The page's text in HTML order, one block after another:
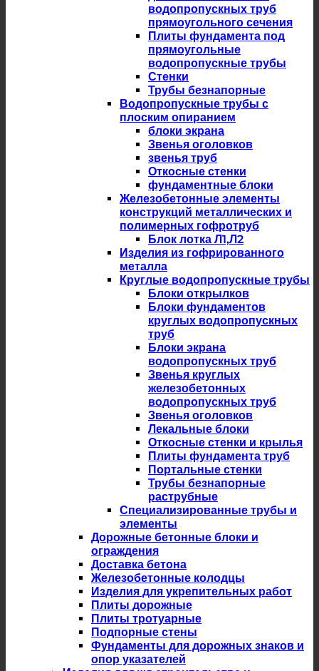
водопропускных труб
прямоугольного сечения
Плиты фундамента под
прямоугольные
водопропускные трубы
Стенки
Трубы безнапорные
Водопропускные трубы с
плоским опиранием
блоки экрана
Звенья оголовков
звенья труб
Откосные стенки
фундаментные блоки
Железобетонные элементы
конструкций металлических и
полимерных гофротруб
Блок лотка Л1,Л2
Изделия из гофрированного
металла
Круглые водопропускные трубы
Блоки открылков
Блоки фундаментов
круглых водопропускных
труб
Блоки экрана
водопропускных труб
Звенья круглых
железобетонных
водопропускных труб
Звенья оголовков
Лекальные блоки
Откосные стенки и крылья
Плиты фундамента труб
Портальные стенки
Трубы безнапорные
раструбные
Специализированные трубы и
элементы
Дорожные бетонные блоки и
ограждения
Доставка бетона
Железобетонные колодцы
Изделия для укрепительных работ
Плиты дорожные
Плиты тротуарные
Подпорные стены
Фундаменты для дорожных знаков и
опор указателей